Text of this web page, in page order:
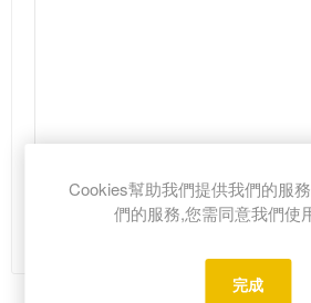
Cookies幫助我們提供我們的服
們的服務,您需同意我們使
完成